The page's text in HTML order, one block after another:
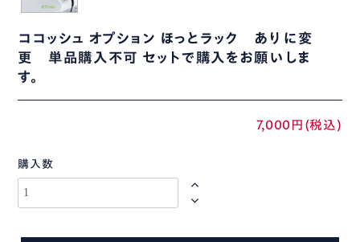
ココッシュ オプション ほっとラック ありに変
更 単品購入不可 セットで購入をお願いしま
す。
7,000円(税込)
購入数